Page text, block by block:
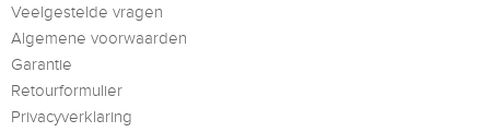
Veelgestelde vragen
Algemene voorwaarden
Garantie
Retourformulier
Privacyverklaring